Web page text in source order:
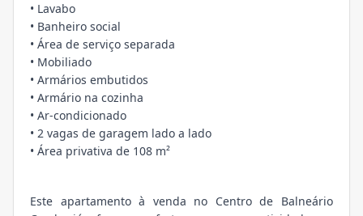
• Lavabo
• Banheiro social
• Área de serviço separada
• Mobiliado
• Armários embutidos
• Armário na cozinha
• Ar-condicionado
• 2 vagas de garagem lado a lado
• Área privativa de 108 m²
Este apartamento à venda no Centro de Balneário